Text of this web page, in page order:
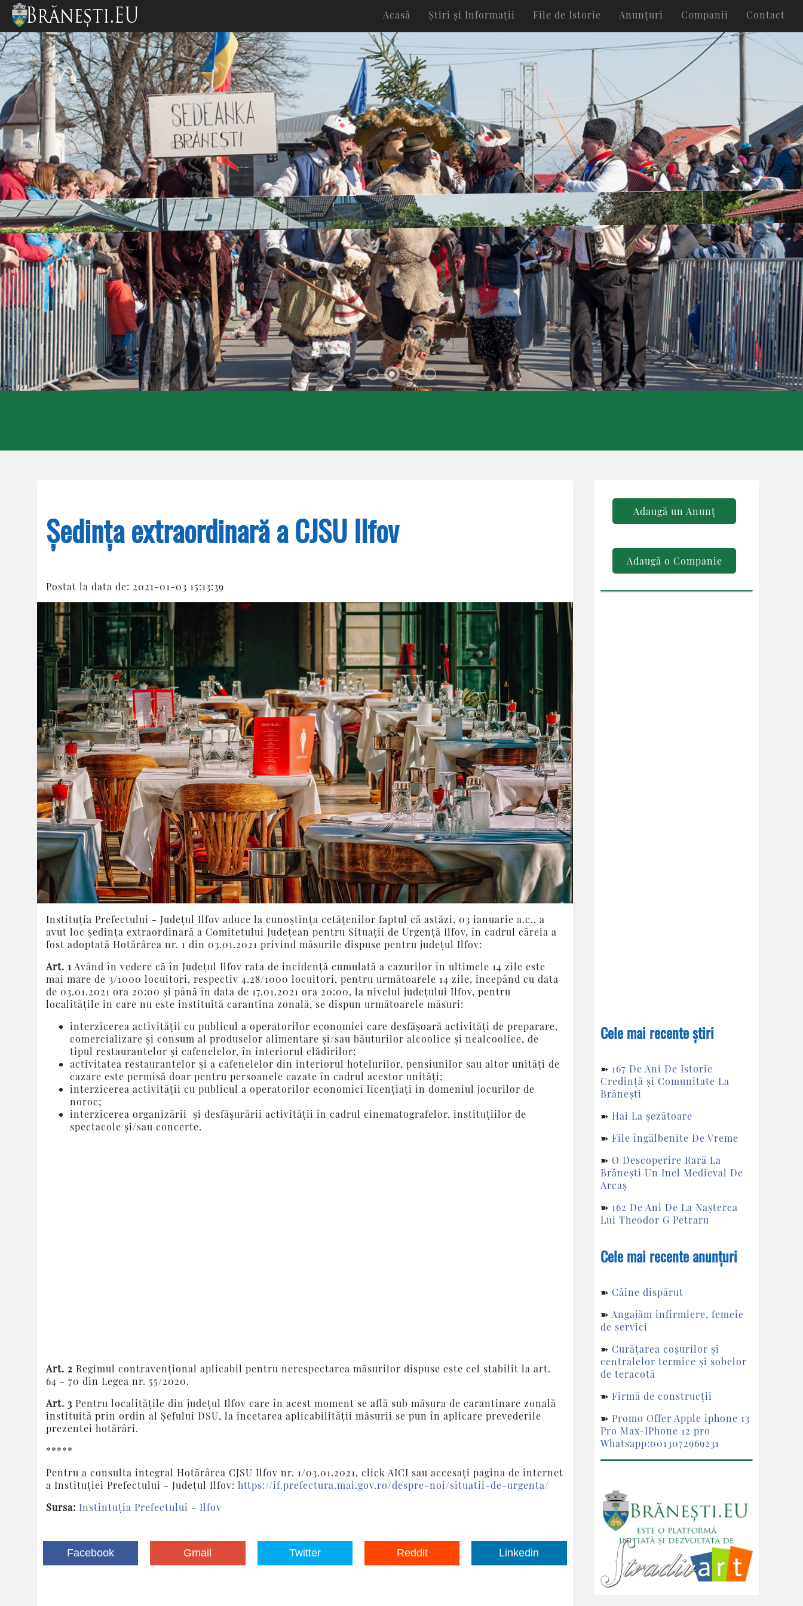
Acasă Știri și Informații File de Istorie Anunțuri Companii Contact
Ședința extraordinară a CJSU Ilfov
Postat la data de: 2021-01-03 15:13:39
Instituția Prefectului - Județul Ilfov aduce la cunoștința cetățenilor faptul că astăzi, 03 ianuarie a.c., a
avut loc ședința extraordinară a Comitetului Județean pentru Situații de Urgență Ilfov, în cadrul căreia a
fost adoptată Hotărârea nr. 1 din 03.01.2021 privind măsurile dispuse pentru județul Ilfov:
Art. 1Având în vedere că în Județul Ilfov rata de incidență cumulată a cazurilor în ultimele 14 zile este
mai mare de 3/1000 locuitori, respectiv 4.28/1000 locuitori, pentru următoarele 14 zile, începând cu data
de 03.01.2021 ora 20:00 și până în data de 17.01.2021 ora 20:00, la nivelul județului Ilfov, pentru
localitățile în care nu este instituită carantina zonală, se dispun următoarele măsuri:
interzicerea activității cu publicul a operatorilor economici care desfășoară activități de preparare,
comercializare și consum al produselor alimentare și/sau băuturilor alcoolice și nealcoolice, de
tipul restaurantelor și cafenelelor, în interiorul clădirilor;
activitatea restaurantelor și a cafenelelor din interiorul hotelurilor, pensiunilor sau altor unități de
cazare este permisă doar pentru persoanele cazate în cadrul acestor unități;
interzicerea activității cu publicul a operatorilor economici licențiați în domeniul jocurilor de
noroc;
interzicerea organizării și desfășurării activității în cadrul cinematografelor, instituțiilor de
spectacole și/sau concerte.
Art. 2 Regimul contravențional aplicabil pentru nerespectarea măsurilor dispuse este cel stabilit la art.
64 - 70 din Legea nr. 55/2020.
Art. 3 Pentru localitățile din județul Ilfov care în acest moment se află sub măsura de carantinare zonală
instituită prin ordin al Șefului DSU, la încetarea aplicabilității măsurii se pun în aplicare prevederile
prezentei hotărâri.
*****
Pentru a consulta integral Hotărârea CJSU Ilfov nr. 1/03.01.2021, click AICI sau accesați pagina de internet
a Instituției Prefectului - Județul Ilfov: https://if.prefectura.mai.gov.ro/despre-noi/situatii-de-urgenta/
Sursa: Instintuția Prefectului - Ilfov
Facebook Gmail Twitter Reddit Linkedin
Adaugă un Anunț
Adaugă o Companie
Cele mai recente știri
➽ 167 De Ani De Istorie
Credință și Comunitate La
Brănești
➽ Hai La șezătoare
➽ File îngălbenite De Vreme
➽ O Descoperire Rară La
Brănești Un Inel Medieval De
Arcaș
➽ 162 De Ani De La Nașterea
Lui Theodor G Petraru
Cele mai recente anunțuri
➽ Câine dispărut
➽ Angajăm infirmiere, femeie
de servici
➽ Curățarea coșurilor și
centralelor termice și sobelor
de teracotă
➽ Firmă de construcții
➽ Promo Offer Apple iphone 13
Pro Max-IPhone 12 pro
Whatsapp:0013072969231